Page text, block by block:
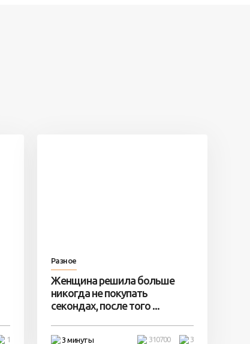
1
Разное
Женщина решила больше
никогда не покупать
секондах, после того ...
3 минуты 3
310700